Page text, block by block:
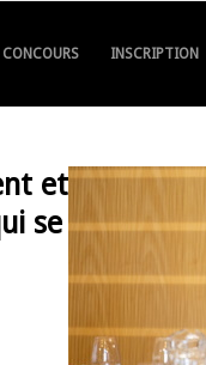
CONCOURS INSCRIPTION
et
se